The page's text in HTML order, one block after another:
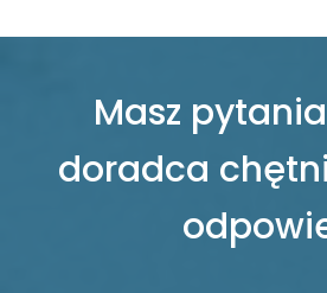
Masz
doradca